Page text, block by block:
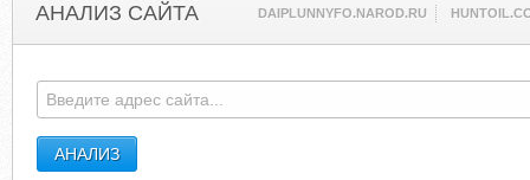
АНАЛИЗ САЙТА DAIPLUNNYFO.NAROD.RU